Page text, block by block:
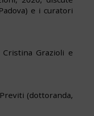
e i curatori
Grazioli e
(dottoranda,